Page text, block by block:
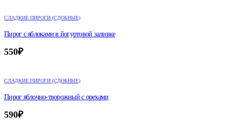
СЛАДКИЕ ПИРОГИ (СДОБНЫЕ)
Пирог с яблоками в йогуртовой заливке
550₽
СЛАДКИЕ ПИРОГИ (СДОБНЫЕ)
Пирог яблочно-творожный с орехами
590₽